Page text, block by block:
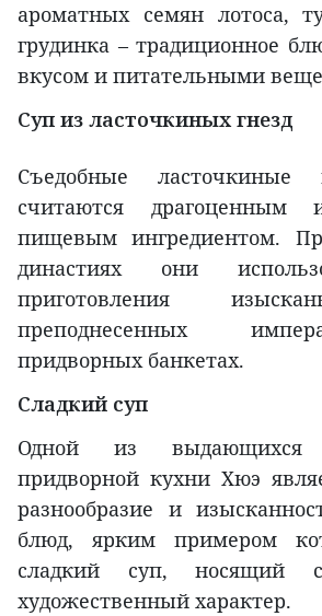
ароматных семян лотоса,
грудинка – традиционное
вкусом и питательными
Суп из ласточкиных гнезд
Съедобные ласточкиные
считаются
пищевым ингредиентом.
династиях они
приготовления
преподнесенных
придворных банкетах.
Сладкий суп
Одной из выдающихся
придворной кухни Хюэ
разнообразие и
блюд, ярким примером
сладкий суп, носящий
художественный характер.